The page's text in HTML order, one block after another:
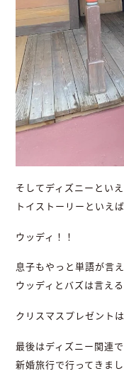
そしてディズニーとい
トイストーリーといえ
ウッディ！！
息子もやっと単語が言
ウッディとバズは言え
クリスマスプレゼント
最後はディズニー関連で
新婚旅行で行ってきま